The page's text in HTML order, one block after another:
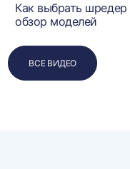
Как выбрать
обзор моделей
ВСЕ ВИДЕО